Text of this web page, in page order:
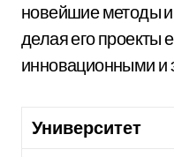
новейшие методы
делая его проекты
инновационными
Университет